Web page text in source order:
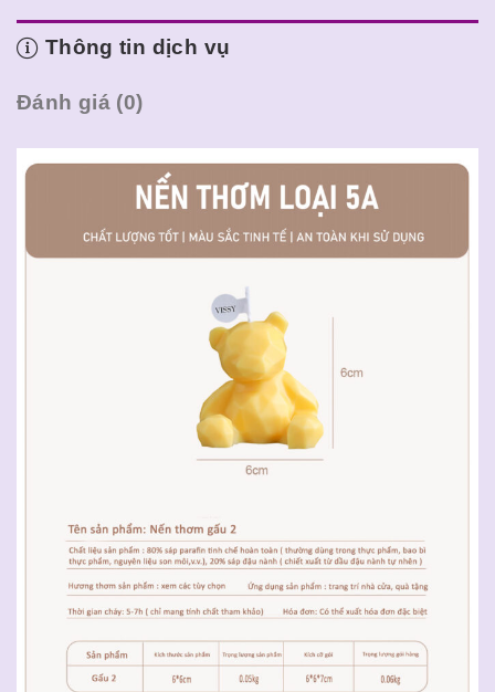
Thông tin dịch vụ
Đánh giá (0)